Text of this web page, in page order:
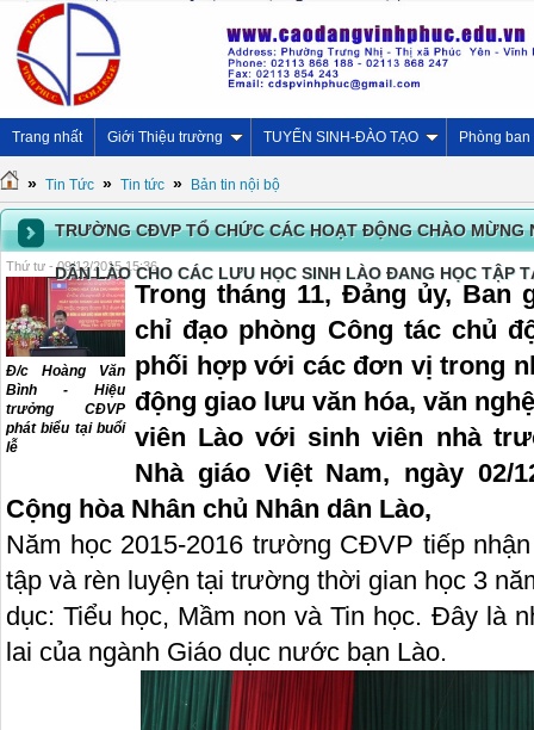
Trang nhất Giới Thiệu trường TUYỂN SINH-ĐÀO TẠO Phòng ban
» Tin Tức » Tin tức » Bản tin nội bộ
TRƯỜNG CĐVP TỔ CHỨC CÁC HOẠT ĐỘNG CHÀO MỪNG
DÂN LÀO CHO CÁC LƯU HỌC SINH LÀO ĐANG HỌC TẬP
Thứ tư - 09/12/2015 15:36
Đ/c Hoàng Văn
Bình - Hiệu
trưởng CĐVP
phát biểu tại buổi
lễ
Trong tháng 11, Đảng ủy, Ban
chỉ đạo phòng Công tác chủ
phối hợp với các đơn vị trong
động giao lưu văn hóa, văn
viên Lào với sinh viên nhà
Nhà giáo Việt Nam, ngày 02/
Cộng hòa Nhân chủ Nhân dân Lào,
Năm học 2015-2016 trường CĐVP tiếp
tập và rèn luyện tại trường thời gian học 3
dục: Tiểu học, Mầm non và Tin học. Đây là
lai của ngành Giáo dục nước bạn Lào.